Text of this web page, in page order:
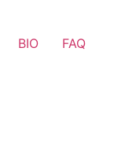
BIO FAQ